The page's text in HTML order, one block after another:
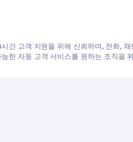
고객 지원을 위해 신뢰하며, 전화,
한 자동 고객 서비스를 원하는 조직을